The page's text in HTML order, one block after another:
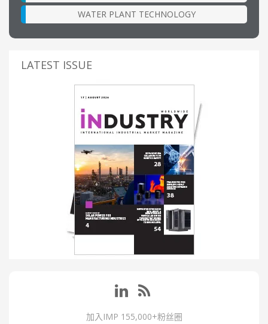
WATER PLANT TECHNOLOGY
LATEST ISSUE
加入IMP 155,000+粉丝圈